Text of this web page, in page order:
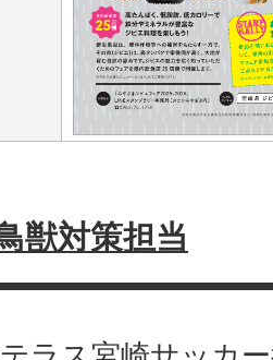
獣対策担当